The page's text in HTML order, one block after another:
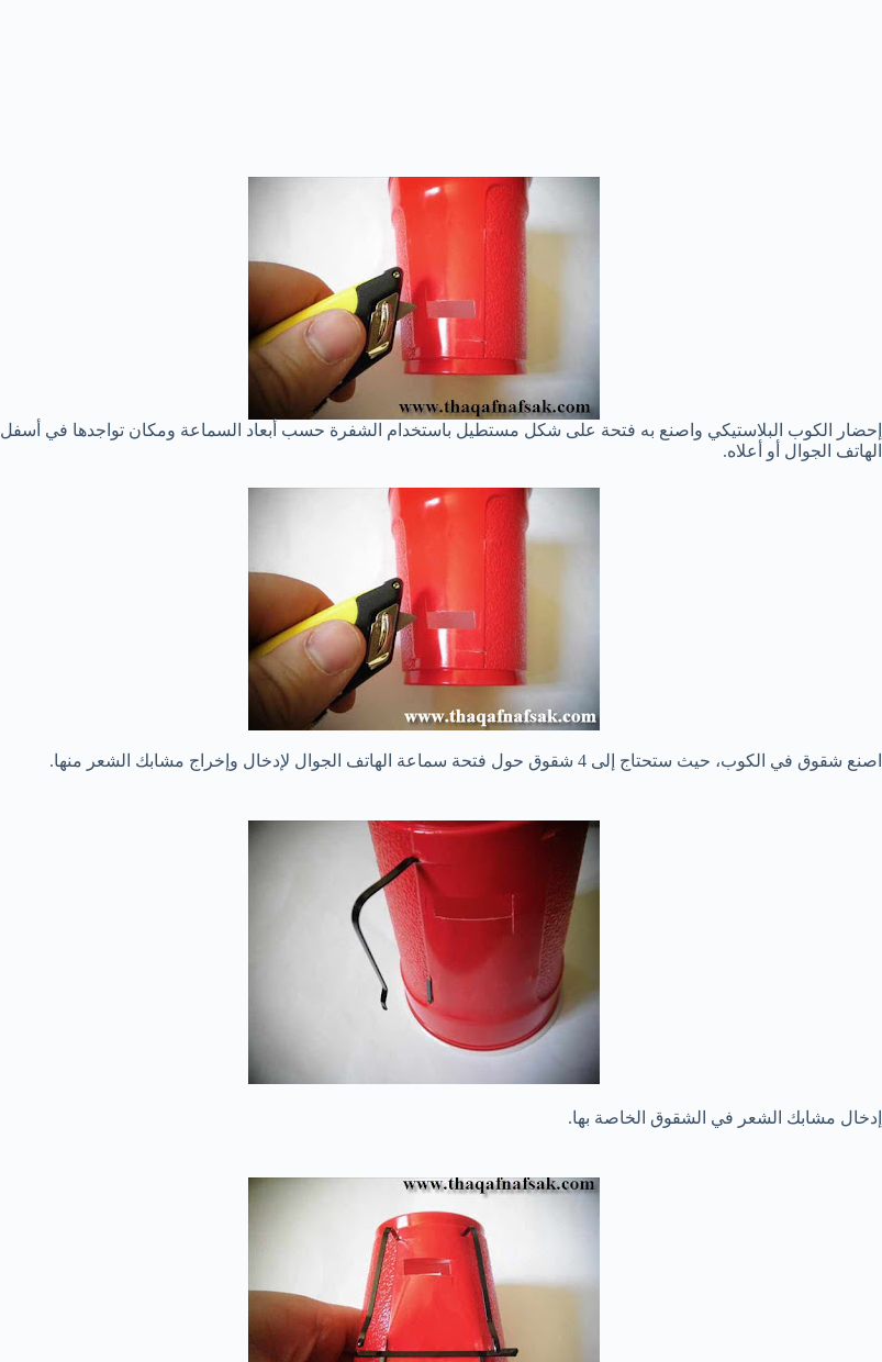
إحضار الكوب البلاستيكي واصنع به فتحة على شكل مستطيل باستخدام الشفرة حسب أبعاد السماعة ومكان تواجدها في أسفل
الهاتف الجوال أو أعلاه.
اصنع شقوق في الكوب، حيث ستحتاج إلى 4 شقوق حول فتحة سماعة الهاتف الجوال لإدخال وإخراج مشابك الشعر منها.
إدخال مشابك الشعر في الشقوق الخاصة بها.